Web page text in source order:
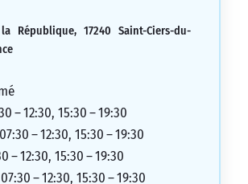
République, 17240 Saint-Ciers-du-
– 12:30, 15:30 – 19:30
– 12:30, 15:30 – 19:30
– 12:30, 15:30 – 19:30
– 12:30, 15:30 – 19:30